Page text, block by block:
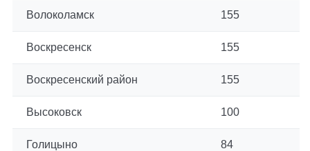
Волоколамск 155
Воскресенск 155
Воскресенский район 155
Высоковск 100
Голицыно 84